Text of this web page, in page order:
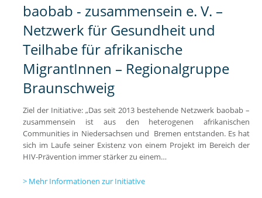
baobab - zusammensein e. V. –
Netzwerk für Gesundheit und
Teilhabe für afrikanische
MigrantInnen – Regionalgruppe
Braunschweig
Ziel der Initiative: „Das seit 2013 bestehende Netzwerk baobab –
zusammensein ist aus den heterogenen afrikanischen
Communities in Niedersachsen und Bremen entstanden. Es hat
sich im Laufe seiner Existenz von einem Projekt im Bereich der
HIV-Prävention immer stärker zu einem…
Mehr Informationen zur Initiative